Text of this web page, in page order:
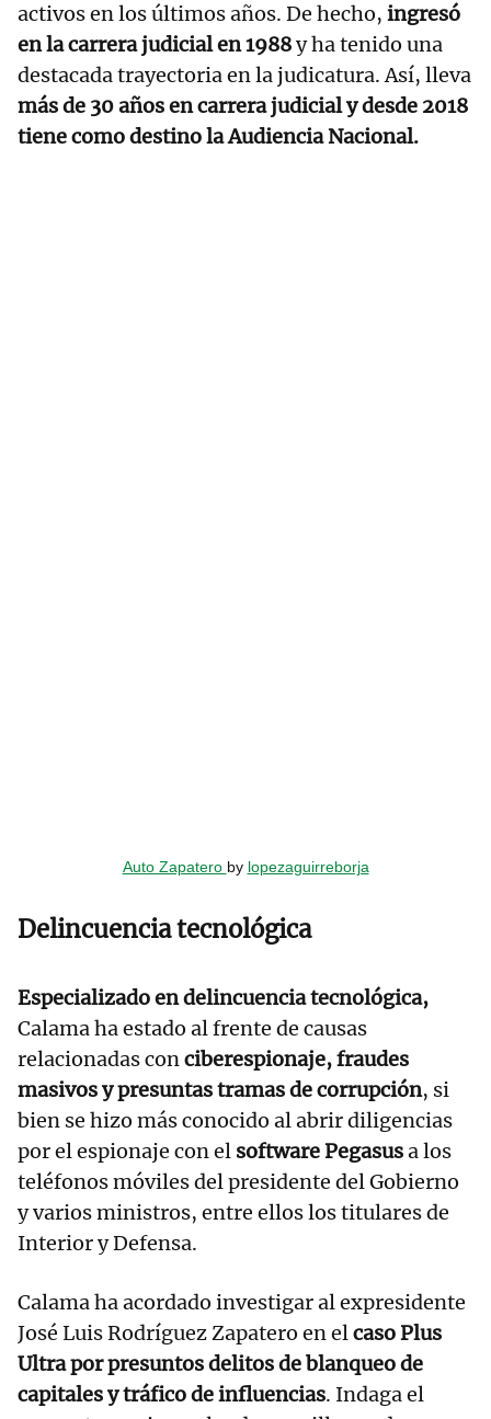
activos en los últimos años. De hecho, ingresó
en la carrera judicial en 1988y ha tenido una
destacada trayectoria en la judicatura. Así, lleva
más de 30 años en carrera judicial y desde 2018
tiene como destino la Audiencia Nacional.
Auto Zapatero by lopezaguirreborja
Delincuencia tecnológica
Especializado en delincuencia tecnológica,
Calama ha estado al frente de causas
relacionadas conciberespionaje, fraudes
masivos y presuntas tramas de corrupción, si
bien se hizo más conocido al abrir diligencias
por el espionaje con el software Pegasusa los
teléfonos móviles del presidente del Gobierno
y varios ministros, entre ellos los titulares de
Interior y Defensa.
Calama ha acordado investigar al expresidente
José Luis Rodríguez Zapatero en elcaso Plus
Ultra por presuntos delitos de blanqueo de
capitales y tráfico de influencias. Indaga el